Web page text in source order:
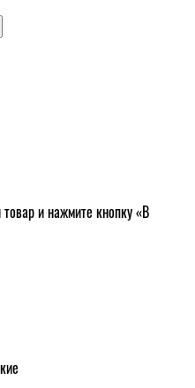
и нажмите кнопку «В